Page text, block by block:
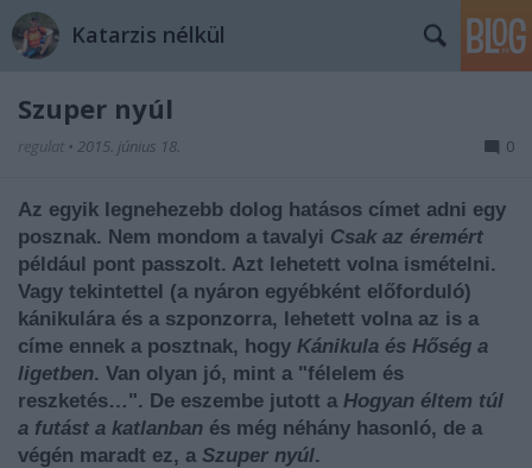
Katarzis nélkül
Szuper nyúl
regulat • 2015. június 18. 0
Az egyik legnehezebb dolog hatásos címet adni egy
posznak. Nem mondom a tavalyi Csak az éremért
például pont passzolt. Azt lehetett volna ismételni.
Vagy tekintettel (a nyáron egyébként előforduló)
kánikulára és a szponzorra, lehetett volna az is a
címe ennek a posztnak, hogy Kánikula és Hőség a
ligetben. Van olyan jó, mint a "félelem és
reszketés…". De eszembe jutott a Hogyan éltem túl
a futást a katlanban és még néhány hasonló, de a
végén maradt ez, a Szuper nyúl.